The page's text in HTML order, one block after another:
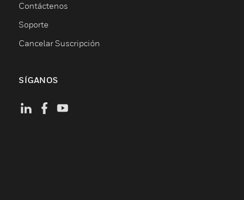
Contáctenos
Soporte
Cancelar Suscripción
SÍGANOS